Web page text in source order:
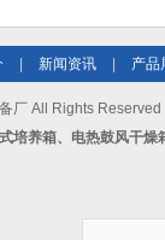
新闻资讯 产品
厂 All Rights Reserved
培养箱、电热鼓风干